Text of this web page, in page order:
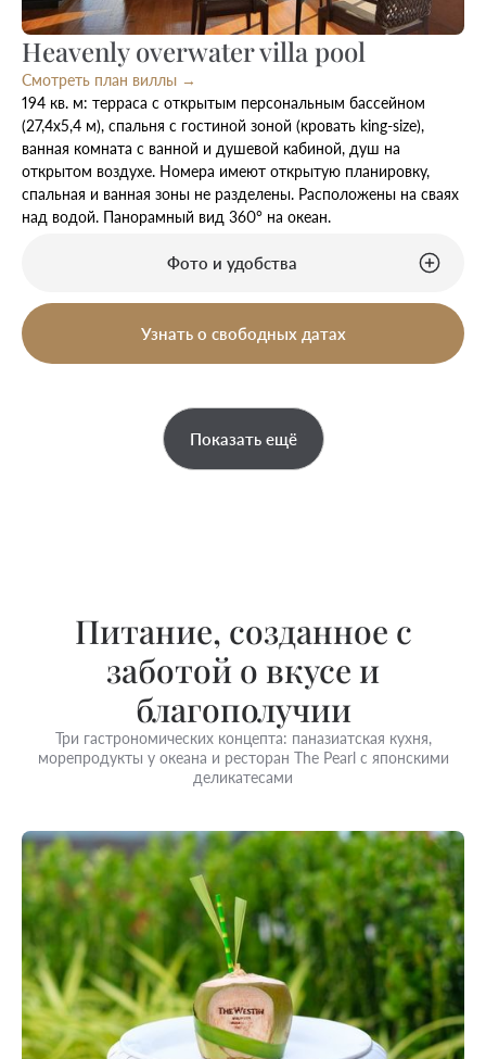
Heavenly overwater villa pool
Смотреть план виллы →
194 кв. м: терраса с открытым персональным бассейном
(27,4х5,4 м), спальня с гостиной зоной (кровать king-size),
ванная комната с ванной и душевой кабиной, душ на
открытом воздухе. Номера имеют открытую планировку,
спальная и ванная зоны не разделены. Расположены на сваях
над водой. Панорамный вид 360° на океан.
Фото и удобства
Узнать о свободных датах
Показать ещё
Питание, созданное с
заботой о вкусе и
благополучии
Три гастрономических концепта: паназиатская кухня,
морепродукты у океана и ресторан The Pearl с японскими
деликатесами